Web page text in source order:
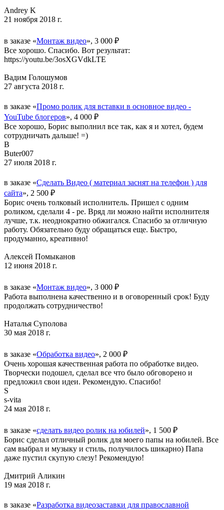
Andrey K
21 ноября 2018 г.
в заказе «Монтаж видео», 3 000 ₽
Все хорошо. Спасибо. Вот результат:
https://youtu.be/3osXGVdkLTE
Вадим Голошумов
27 августа 2018 г.
в заказе «Промо ролик для вставки в основное видео -
YouTube блогеров», 4 000 ₽
Все хорошо, Борис выполнил все так, как я и хотел, будем
сотрудничать дальше! =)
B
Buter007
27 июля 2018 г.
в заказе «Сделать Видео ( материал заснят на телефон ) для
сайта», 2 500 ₽
Борис очень толковый исполнитель. Пришел с одним
роликом, сделали 4 - ре. Вряд ли можно найти исполнителя
лучше, т.к. неоднократно обжигался. Спасибо за отличную
работу. Обязательно буду обращаться еще. Быстро,
продуманно, креативно!
Алексей Помыканов
12 июня 2018 г.
в заказе «Монтаж видео», 3 000 ₽
Работа выполнена качественно и в оговоренный срок! Буду
продолжать сотрудничество!
Наталья Суполова
30 мая 2018 г.
в заказе «Обработка видео», 2 000 ₽
Очень хорошая качественная работа по обработке видео.
Творчески подошел, сделал все что было обговорено и
предложил свои идеи. Рекомендую. Спасибо!
S
s-vita
24 мая 2018 г.
в заказе «сделать видео ролик на юбилей», 1 500 ₽
Борис сделал отличный ролик для моего папы на юбилей. Все
сам выбрал и музыку и стиль, получилось шикарно) Папа
даже пустил скупую слезу! Рекомендую!
Дмитрий Аликин
19 мая 2018 г.
в заказе «Разработка видеозаставки для православной